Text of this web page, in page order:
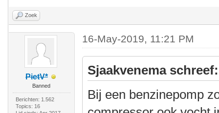
Zoek
PietV*
Banned
Berichten: 1.562
Topics: 16
16-May-2019, 11:21 PM
Sjaakvenema schreef:
Bij een benzinepomp